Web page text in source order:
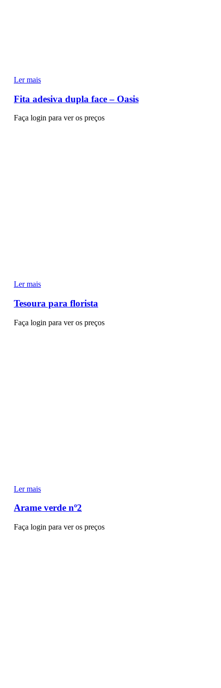
Ler mais
Fita adesiva dupla face – Oasis
Faça login para ver os preços
Ler mais
Tesoura para florista
Faça login para ver os preços
Ler mais
Arame verde nº2
Faça login para ver os preços